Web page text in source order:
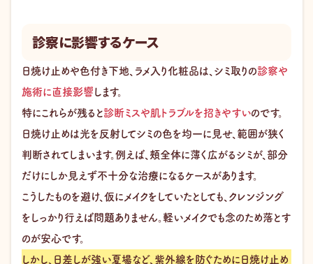
診察に影響するケース
日焼け止めや色付き下地、ラメ入り化粧品は、シミ取りの診察や
施術に直接影響 します。
特にこれらが残ると診断ミスや肌トラブルを招きやすいのです。
日焼け止めは光を反射してシミの色を均一に見せ、範囲が狭く
判断されてしまいます。例えば、頰全体に薄く広がるシミが、部分
だけにしか見えず不十分な治療になるケースがあります。
こうしたものを避け、仮にメイクをしていたとしても、クレンジング
をしっかり行えば問題ありません。軽いメイクでも念のため落とす
のが安心です。
しかし、日差しが強い夏場など、紫外線を防ぐために日焼け止め